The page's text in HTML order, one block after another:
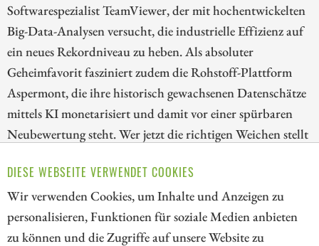
DIESE WEBSEITE VERWENDET COOKIES
Wir verwenden Cookies, um Inhalte und Anzeigen zu
personalisieren, Funktionen für soziale Medien anbieten
zu können und die Zugriffe auf unsere Website zu
Softwarespezialist TeamViewer, der mit hochentwickelten
Big-Data-Analysen versucht, die industrielle Effizienz auf
ein neues Rekordniveau zu heben. Als absoluter
Geheimfavorit fasziniert zudem die Rohstoff-Plattform
Aspermont, die ihre historisch gewachsenen Datenschätze
mittels KI monetarisiert und damit vor einer spürbaren
Neubewertung steht. Wer jetzt die richtigen Weichen stellt
niedrigen Einstieg zu interessanten Turnaround-
Kandidaten. Der Schlüssel liegt im richtigen Timing.
ZUM KOMMENTAR